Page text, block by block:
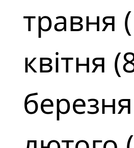
травня
квітня